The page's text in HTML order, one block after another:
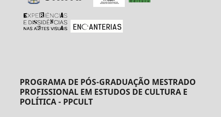
PROGRAMA DE PÓS-GRADUAÇÃO MESTRADO
PROFISSIONAL EM ESTUDOS DE CULTURA E
POLÍTICA - PPCULT